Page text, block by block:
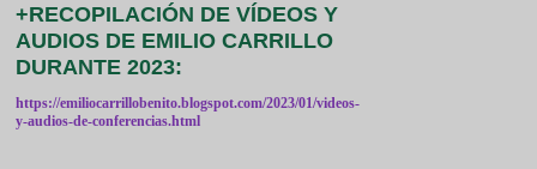
+RECOPILACIÓN DE VÍDEOS Y
AUDIOS DE EMILIO CARRILLO
DURANTE 2023:
https://emiliocarrillobenito.blogspot.com/2023/01/videos-
y-audios-de-conferencias.html